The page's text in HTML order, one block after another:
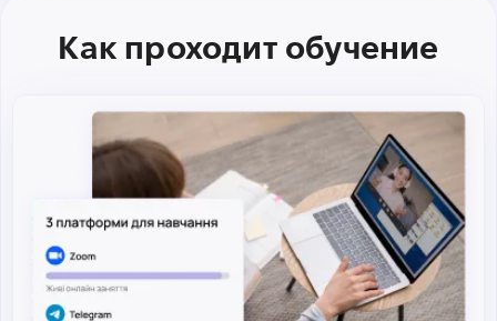
Как проходит обучение